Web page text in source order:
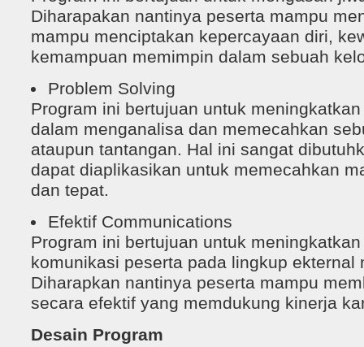
Diharapakan nantinya peserta mampu
mampu menciptakan kepercayaan diri,
kemampuan memimpin dalam sebuah
Problem Solving
Program ini bertujuan untuk
dalam menganalisa dan memecahkan
ataupun tantangan. Hal ini sangat
dapat diaplikasikan untuk memecahkan
dan tepat.
Efektif Communications
Program ini bertujuan untuk
komunikasi peserta pada lingkup ekternal
Diharapkan nantinya peserta mampu
secara efektif yang memdukung kinerja
Desain Program